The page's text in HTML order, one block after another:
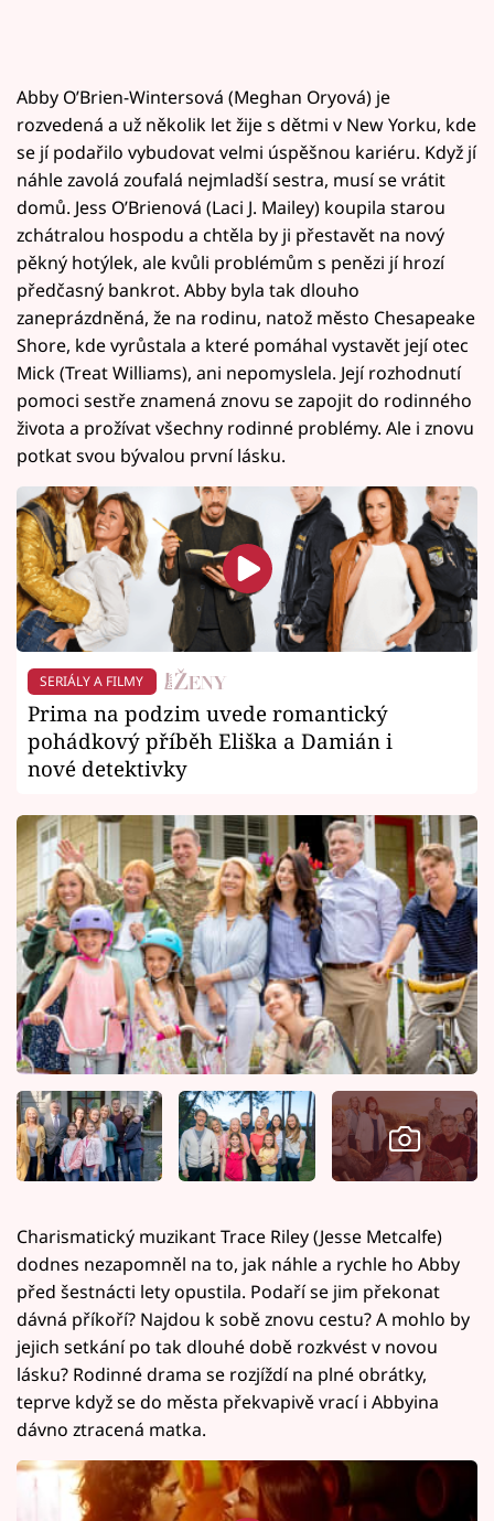
Abby O’Brien-Wintersová (Meghan Oryová) je
rozvedená a už několik let žije s dětmi v New Yorku, kde
se jí podařilo vybudovat velmi úspěšnou kariéru. Když jí
náhle zavolá zoufalá nejmladší sestra, musí se vrátit
domů. Jess O’Brienová (Laci J. Mailey) koupila starou
zchátralou hospodu a chtěla by ji přestavět na nový
pěkný hotýlek, ale kvůli problémům s penězi jí hrozí
předčasný bankrot. Abby byla tak dlouho
zaneprázdněná, že na rodinu, natož město Chesapeake
Shore, kde vyrůstala a které pomáhal vystavět její otec
Mick (Treat Williams), ani nepomyslela. Její rozhodnutí
pomoci sestře znamená znovu se zapojit do rodinného
života a prožívat všechny rodinné problémy. Ale i znovu
potkat svou bývalou první lásku.
SERIÁLY A FILMY
Prima na podzim uvede romantický
pohádkový příběh Eliška a Damián i
nové detektivky
Charismatický muzikant Trace Riley (Jesse Metcalfe)
dodnes nezapomněl na to, jak náhle a rychle ho Abby
před šestnácti lety opustila. Podaří se jim překonat
dávná příkoří? Najdou k sobě znovu cestu? A mohlo by
jejich setkání po tak dlouhé době rozkvést v novou
lásku? Rodinné drama se rozjíždí na plné obrátky,
teprve když se do města překvapivě vrací i Abbyina
dávno ztracená matka.